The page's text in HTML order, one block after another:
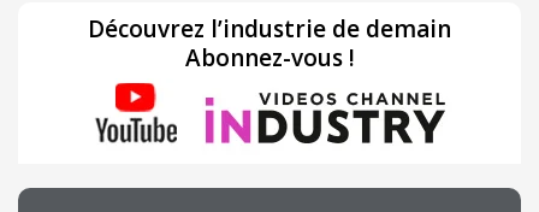
Découvrez l’industrie de demain
Abonnez-vous !